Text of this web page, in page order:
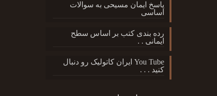
پاسخ ایمان مسیحی به سوالات
اساسی
رده بندی کتب بر اساس سطح
ایمانی . .
You Tube ایران کاتولیک رو دنبال
کنید . . .